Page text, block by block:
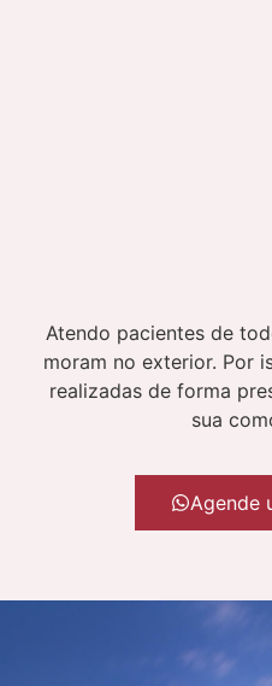
Atendo pacientes de
moram no exterior. Por
realizadas de forma
sua
Agende